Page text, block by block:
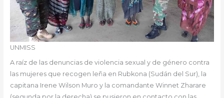
UNMISS
A raíz de las denuncias de violencia sexual y de género contra
las mujeres que recogen leña en Rubkona (Sudán del Sur), la
capitana Irene Wilson Muro y la comandante Winnet Zharare